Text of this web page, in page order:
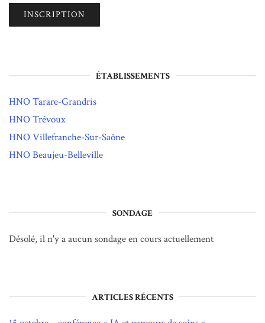
ÉTABLISSEMENTS
HNO Tarare-Grandris
HNO Trévoux
HNO Villefranche-Sur-Saône
HNO Beaujeu-Belleville
SONDAGE
Désolé, il n'y a aucun sondage en cours actuellement
ARTICLES RÉCENTS